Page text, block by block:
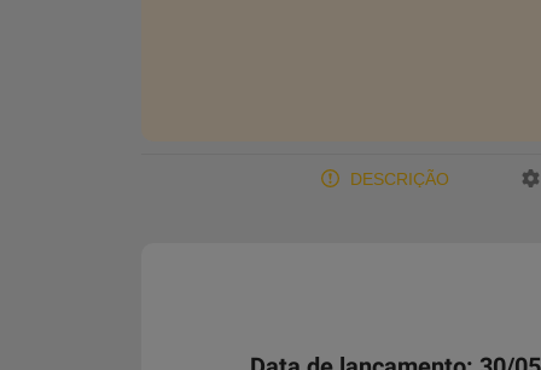
DESCRIÇÃO